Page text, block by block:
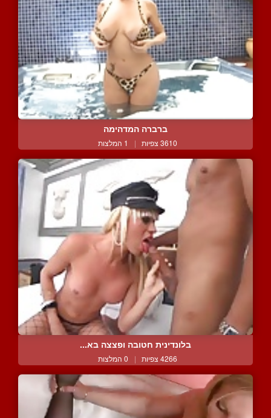
ברברה המדהימה
3610 צפיות | 1 המלצות
בלונדינית חטובה ופצצה בא...
4266 צפיות | 0 המלצות